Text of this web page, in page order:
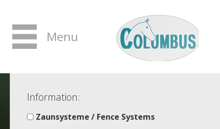
Menu
Information:
Zaunsysteme / Fence Systems